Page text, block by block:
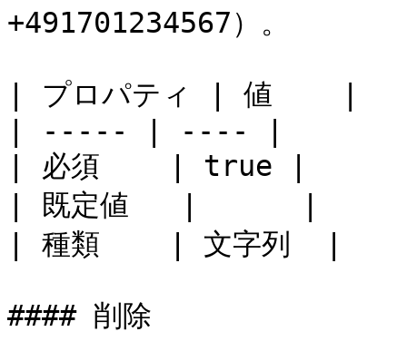
+491701234567）。
| プロパティ | 値    |
| ----- | ---- |
| 必須    | true |
| 既定値   |      |
| 種類    | 文字列  |
#### 削除